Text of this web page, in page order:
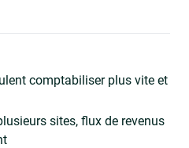
comptabiliser plus vite et
sites, flux de revenus